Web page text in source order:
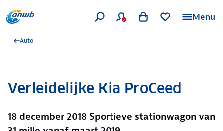
Menu
Auto
Verleidelijke Kia ProCeed
18 december 2018 Sportieve stationwagon van